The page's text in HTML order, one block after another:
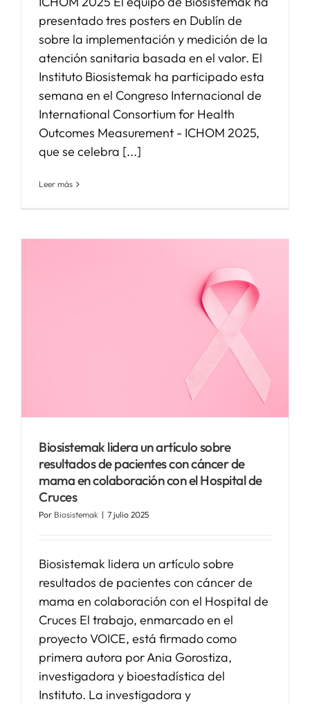
presentado tres posters en Dublín de
sobre la implementación y medición de la
atención sanitaria basada en el valor. El
Instituto Biosistemak ha participado esta
semana en el Congreso Internacional de
International Consortium for Health
Outcomes Measurement - ICHOM 2025,
que se celebra [...]
Leer más
Biosistemak lidera un artículo sobre
resultados de pacientes con cáncer de
mama en colaboración con el Hospital de
Cruces
Por Biosistemak | 7 julio 2025
Biosistemak lidera un artículo sobre
resultados de pacientes con cáncer de
mama en colaboración con el Hospital de
Cruces El trabajo, enmarcado en el
proyecto VOICE, está firmado como
primera autora por Ania Gorostiza,
investigadora y bioestadística del
Instituto. La investigadora y